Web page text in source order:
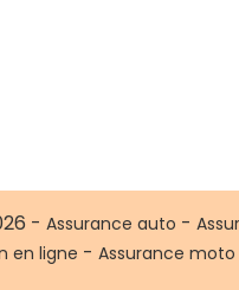
- Assurance auto -
en ligne - Assurance moto